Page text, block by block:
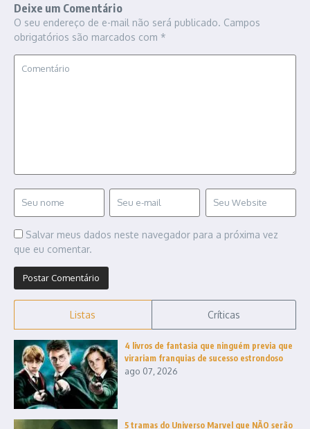
Deixe um Comentário
O seu endereço de e-mail não será publicado. Campos
obrigatórios são marcados com *
Salvar meus dados neste navegador para a próxima vez
que eu comentar.
Listas Críticas
4 livros de fantasia que ninguém previa que
virariam franquias de sucesso estrondoso
ago 07, 2026
5 tramas do Universo Marvel que NÃO serão